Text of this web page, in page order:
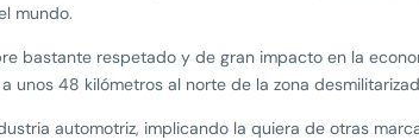
mundo.
bastante respetado y de gran impacto en la
unos 48 kilómetros al norte de la zona
automotriz, implicando la quiera de otras